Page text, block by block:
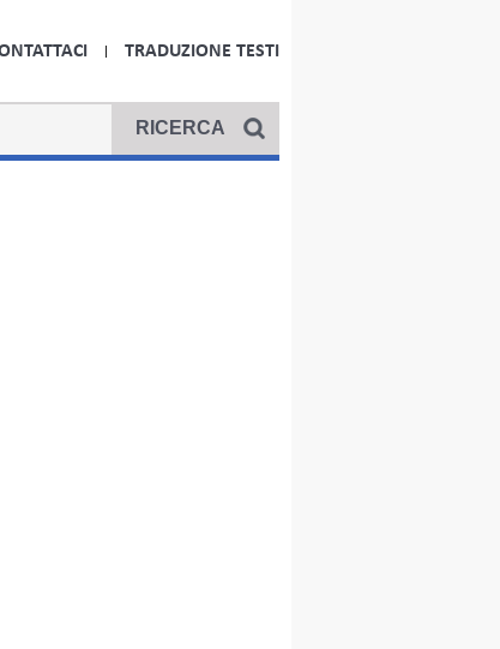
TRADUZIONE TESTI